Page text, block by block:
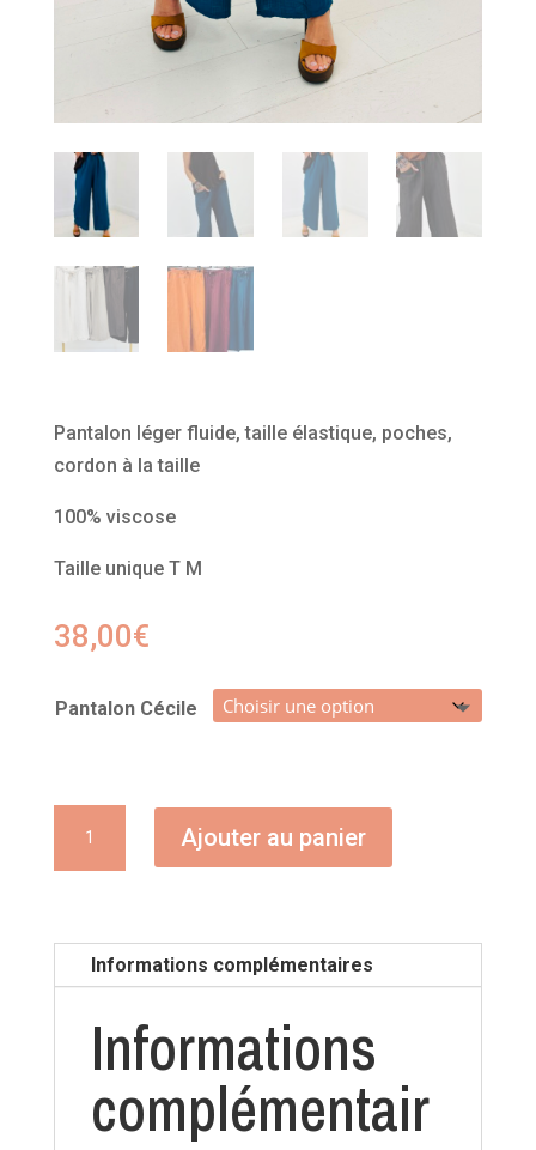
Pantalon léger fluide, taille élastique, poches,
cordon à la taille
100% viscose
Taille unique T M
38,00€
Pantalon Cécile
Ajouter au panier
Informations complémentaires
Informations
complémentair